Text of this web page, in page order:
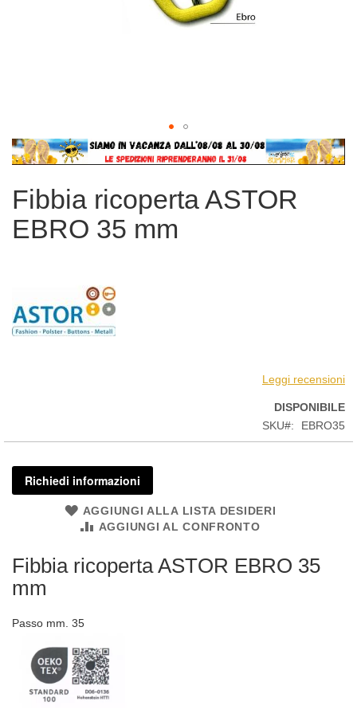
Vai
all'inizio
galleria
di
immagini
Fibbia ricoperta ASTOR
EBRO 35 mm
Leggi recensioni
DISPONIBILE
SKU
EBRO35
Richiedi informazioni
AGGIUNGI ALLA LISTA DESIDERI
AGGIUNGI AL CONFRONTO
Fibbia ricoperta ASTOR EBRO 35
mm
Passo mm. 35